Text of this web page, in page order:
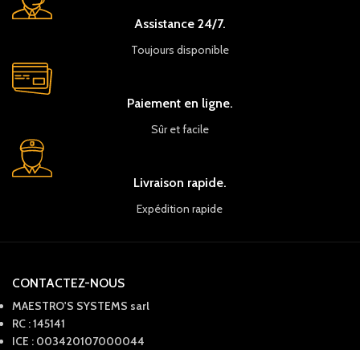
Assistance 24/7.
Toujours disponible
Paiement en ligne.
Sûr et facile
Livraison rapide.
Expédition rapide
CONTACTEZ-NOUS
MAESTRO'S SYSTEMS sarl
RC : 145141
ICE : 003420107000044